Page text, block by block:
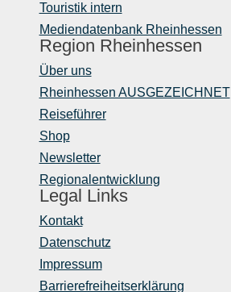
Touristik intern
Mediendatenbank Rheinhessen
Region Rheinhessen
Über uns
Rheinhessen AUSGEZEICHNET
Reiseführer
Shop
Newsletter
Regionalentwicklung
Legal Links
Kontakt
Datenschutz
Impressum
Barrierefreiheitserklärung